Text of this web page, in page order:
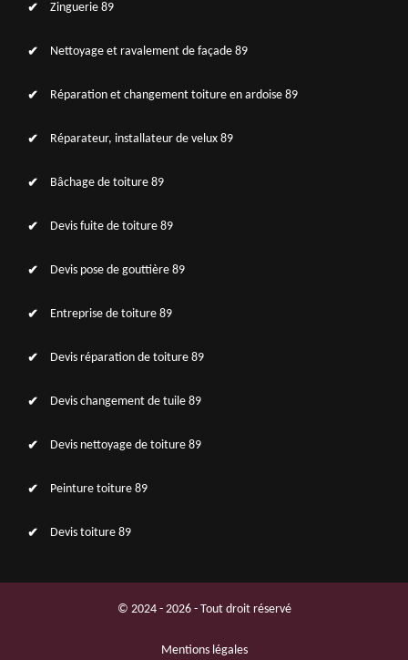
Zinguerie 89
Nettoyage et ravalement de façade 89
Réparation et changement toiture en ardoise 89
Réparateur, installateur de velux 89
Bâchage de toiture 89
Devis fuite de toiture 89
Devis pose de gouttière 89
Entreprise de toiture 89
Devis réparation de toiture 89
Devis changement de tuile 89
Devis nettoyage de toiture 89
Peinture toiture 89
Devis toiture 89
© 2024 - 2026 - Tout droit réservé
Mentions légales